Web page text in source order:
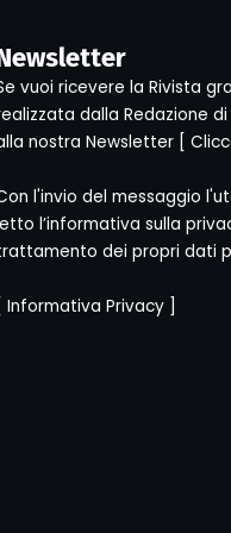
vuoi ricevere la Rivista
dalla Redazione
nostra Newsletter [
l'invio del messaggio
l’informativa sulla
dei propri dati
Informativa Privacy]